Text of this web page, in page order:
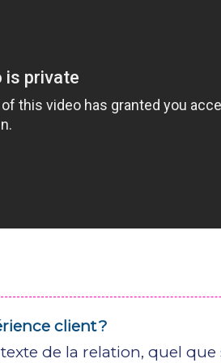
client ?
de la relation, quel